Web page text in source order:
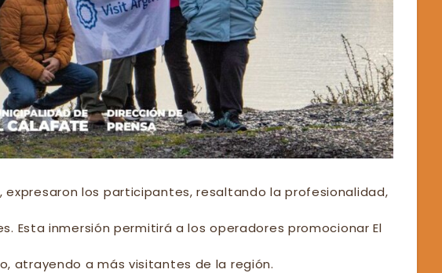
los participantes, resaltando la profesionalidad,
Esta inmersión permitirá a los operadores promocionar El
atrayendo a más visitantes de la región.